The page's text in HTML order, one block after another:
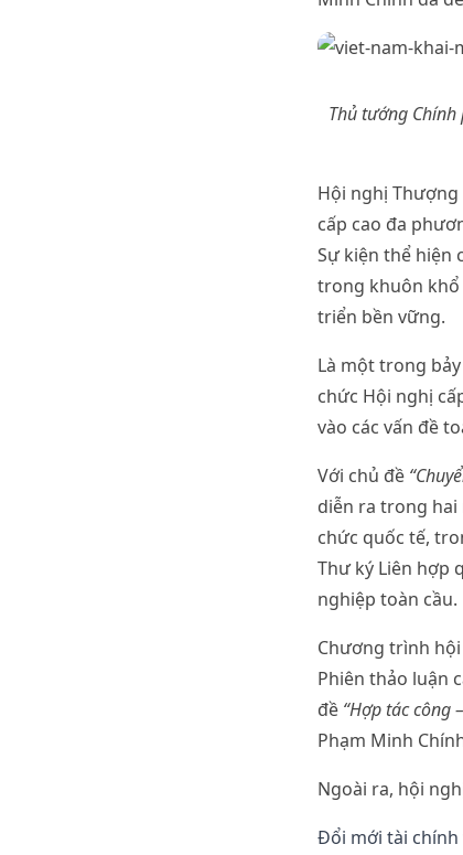
Thủ tướng
Hội nghị
cấp cao đa
Sự kiện thể hiện
trong khuôn khổ
triển bền vững.
Là một trong
chức Hội nghị
vào các vấn đề
Với chủ đề
diễn ra trong hai
chức quốc tế,
Thư ký Liên hợp
nghiệp toàn cầu.
Chương trình
Phiên thảo luận
đề “Hợp tác công
Phạm Minh
Ngoài ra, hội
Đổi mới tài chính